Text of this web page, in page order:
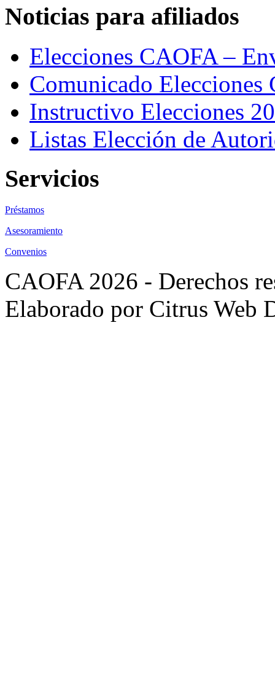
Noticias para afiliados
Elecciones CAOFA –
Comunicado Elecciones
Instructivo Elecciones
Listas Elección de
Servicios
Préstamos
Asesoramiento
Convenios
CAOFA 2026 - Derechos
Elaborado por Citrus Web